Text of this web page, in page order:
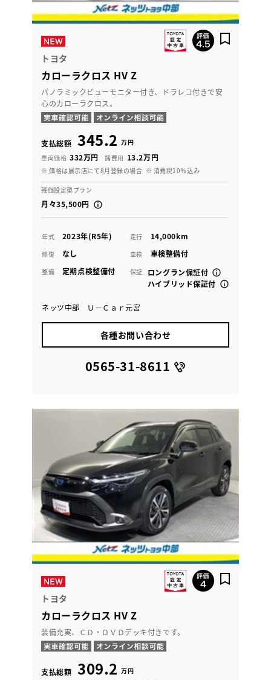
トヨタ
カローラクロス HV Z
パノラミックビューモニター付き、ドラレコ付きで安
心のカローラクロス。
支払総額 345.2 万円
車両価格 332万円 諸費用 13.2万円
※ 価格は展示店にて8月登録の場合 ※ 消費税10％込み
残価設定型プラン
月々35,500円
年式 2023年(R5年) 走行 14,000km
修復 なし 車検 車検整備付
整備 定期点検整備付 保証
ロングラン保証付
ハイブリッド保証付
ネッツ中部 Ｕ－Ｃａｒ元宮
各種お問い合わせ
0565-31-8611
トヨタ
カローラクロス HV Z
装備充実、ＣＤ・ＤＶＤデッキ付きです。
支払総額 309.2 万円